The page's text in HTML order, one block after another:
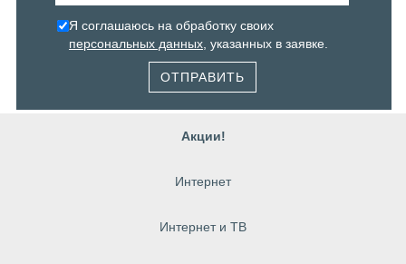
Я соглашаюсь на обработку своих
персональных данных , указанных в заявке.
ОТПРАВИТЬ
Акции!
Интернет
Интернет и ТВ